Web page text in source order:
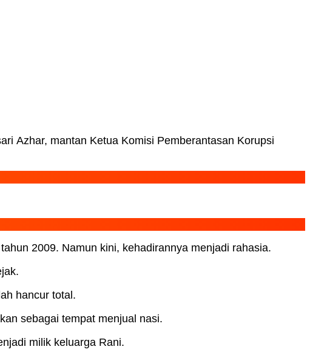
Azhar, mantan Ketua Komisi Pemberantasan Korupsi
2009. Namun kini, kehadirannya menjadi rahasia.
hancur total.
sebagai tempat menjual nasi.
milik keluarga Rani.